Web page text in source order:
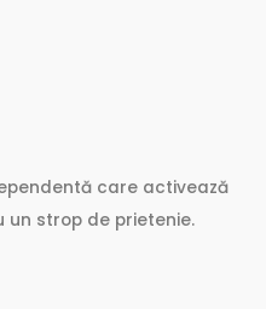
care activează
un strop de prietenie.